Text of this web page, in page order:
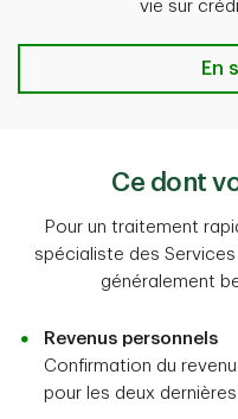
vie sur
En
Ce dont
Pour un traitement
spécialiste des
généralement
Revenus personnels
Confirmation du
pour les deux